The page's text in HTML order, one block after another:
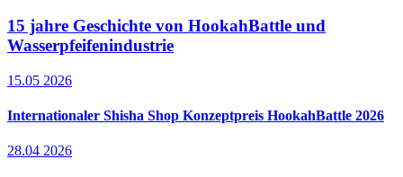
15 jahre Geschichte von HookahBattle und
Wasserpfeifenindustrie
15.05 2026
Internationaler Shisha Shop Konzeptpreis HookahBattle 2026
28.04 2026